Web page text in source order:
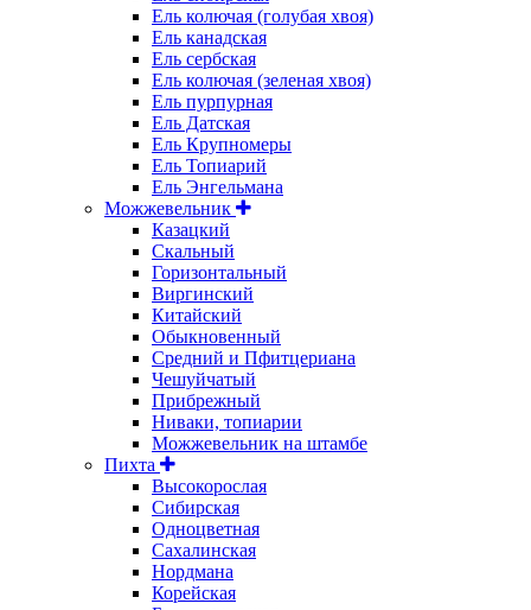
Ель колючая (голубая хвоя)
Ель канадская
Ель сербская
Ель колючая (зеленая хвоя)
Ель пурпурная
Ель Датская
Ель Крупномеры
Ель Топиарий
Ель Энгельмана
Можжевельник
Казацкий
Скальный
Горизонтальный
Виргинский
Китайский
Обыкновенный
Средний и Пфитцериана
Чешуйчатый
Прибрежный
Ниваки, топиарии
Можжевельник на штамбе
Пихта
Высокорослая
Сибирская
Одноцветная
Сахалинская
Нордмана
Корейская